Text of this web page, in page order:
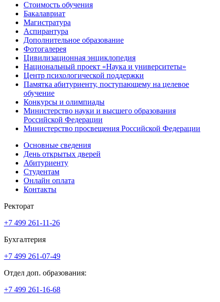
Стоимость обучения
Бакалавриат
Магистратура
Аспирантура
Дополнительное образование
Фотогалерея
Цивилизационная энциклопедия
Национальный проект «Наука и университеты»
Центр психологической поддержки
Памятка абитуриенту, поступающему на целевое
обучение
Конкурсы и олимпиады
Министерство науки и высшего образования
Российской Федерации
Министерство просвещения Российской Федерации
Основные сведения
День открытых дверей
Абитуриенту
Студентам
Онлайн оплата
Контакты
Ректорат
+7 499 261-11-26
Бухгалтерия
+7 499 261-07-49
Отдел доп. образования:
+7 499 261-16-68